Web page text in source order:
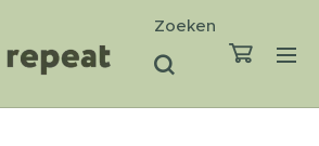
Zoeken